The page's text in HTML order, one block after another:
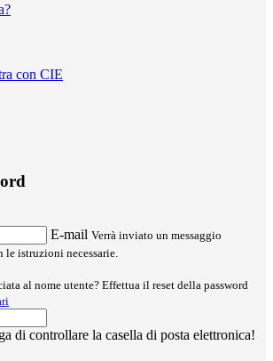
con CIE
E-mail Verrà inviato un messaggio
istruzioni necessarie.
al nome utente? Effettua il reset della password
di controllare la casella di posta elettronica!